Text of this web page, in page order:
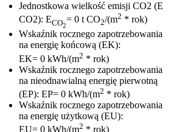
Jednostkowa wielkość emisji CO2 (E
CO2): ECO2
= 0 t CO2/(m2 * rok)
Wskaźnik rocznego zapotrzebowania
na energię końcową (EK):
EK= 0 kWh/(m2 * rok)
Wskaźnik rocznego zapotrzebowania
na nieodnawialną energię pierwotną
(EP): EP= 0 kWh/(m2 * rok)
Wskaźnik rocznego zapotrzebowania
na energię użytkową (EU):
EU= 0 kWh/(m2 * rok)